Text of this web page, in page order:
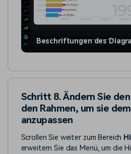
Beschriftungen des
Schritt 8. Ändern Sie
den Rahmen, um sie
anzupassen
Scrollen Sie weiter zum Bereich
erweitern Sie das Menü, um die